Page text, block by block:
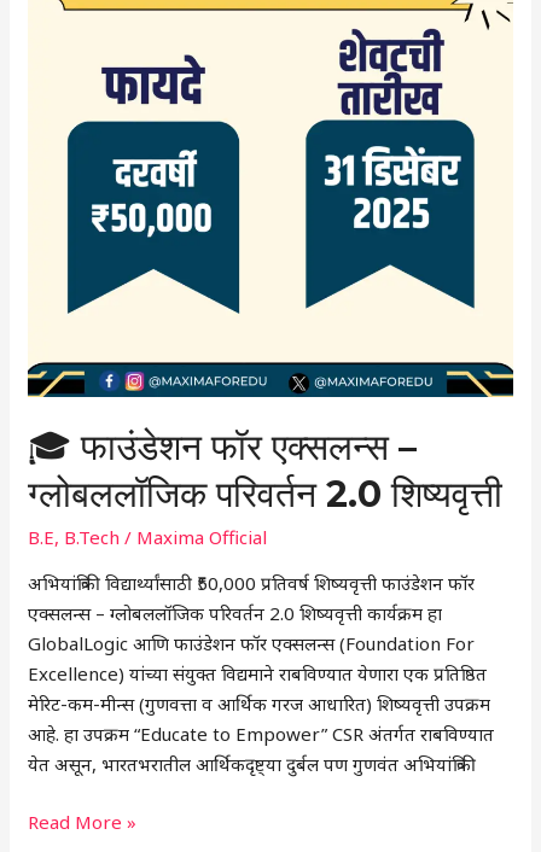
🎓 फाउंडेशन फॉर एक्सलन्स –
ग्लोबललॉजिक परिवर्तन 2.0 शिष्यवृत्ती
B.E, B.Tech / Maxima Official
अभियांत्रिकी विद्यार्थ्यांसाठी ₹50,000 प्रतिवर्ष शिष्यवृत्ती फाउंडेशन फॉर
एक्सलन्स – ग्लोबललॉजिक परिवर्तन 2.0 शिष्यवृत्ती कार्यक्रम हा
GlobalLogic आणि फाउंडेशन फॉर एक्सलन्स (Foundation For
Excellence) यांच्या संयुक्त विद्यमाने राबविण्यात येणारा एक प्रतिष्ठित
मेरिट-कम-मीन्स (गुणवत्ता व आर्थिक गरज आधारित) शिष्यवृत्ती उपक्रम
आहे. हा उपक्रम “Educate to Empower” CSR अंतर्गत राबविण्यात
येत असून, भारतभरातील आर्थिकदृष्ट्या दुर्बल पण गुणवंत अभियांत्रिकी
Read More »